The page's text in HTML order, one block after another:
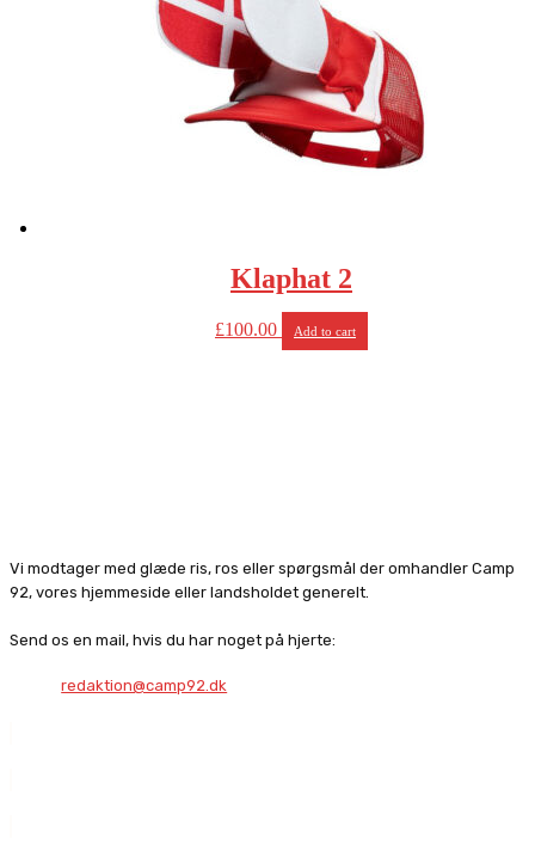
Klaphat 2
£100.00 Add to cart
Vi modtager med glæde ris, ros eller spørgsmål der omhandler Camp
92, vores hjemmeside eller landsholdet generelt.
Send os en mail, hvis du har noget på hjerte:
redaktion@camp92.dk